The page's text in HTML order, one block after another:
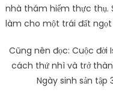
nhà thám hiểm thực thụ.
làm cho một trái đất
Cũng nên đọc: Cuộc đời
cách thứ nhì và trở
Ngày sinh sản